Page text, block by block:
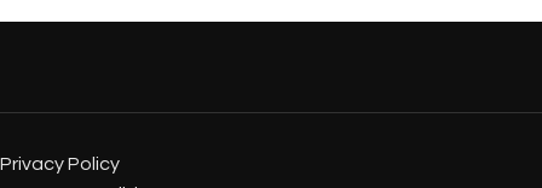
Privacy Policy